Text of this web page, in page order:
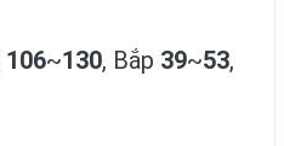
106~130, Bắp 39~53,